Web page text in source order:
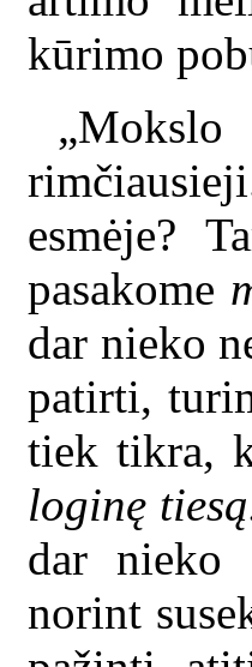
kūrimo
esmėje?
pasakome
dar nieko
patirti,
tiek tikra,
loginę
dar nieko
norint